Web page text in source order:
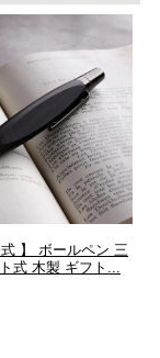
式 】 ボールペン 三
式 木製 ギフト...